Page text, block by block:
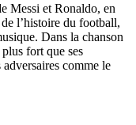
Messi et Ronaldo, en
l’histoire du football,
Dans la chanson
fort que ses
comme le